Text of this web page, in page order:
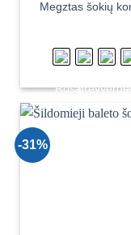
Megztas šokių
-31%